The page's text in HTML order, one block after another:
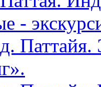
-
Паттайя.